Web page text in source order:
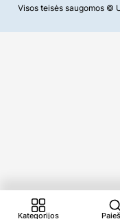
Visos teisės saugomos ©
Kategorijos